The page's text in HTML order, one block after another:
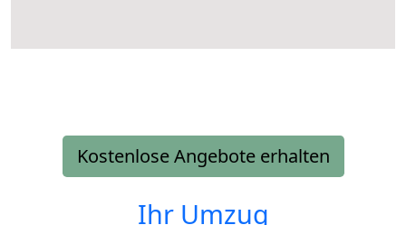
Kostenlose Angebote erhalten
Ihr Umzug